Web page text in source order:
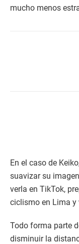
mucho menos
En el caso de
suavizar su
verla en TikTok,
ciclismo en Lima y
Todo forma parte
disminuir la